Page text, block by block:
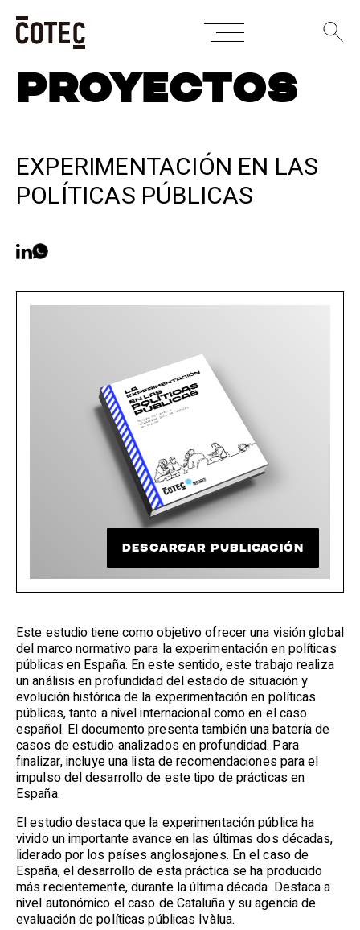
Skip
contentPROYECTOS
EXPERIMENTACIÓN EN LAS
POLÍTICAS PÚBLICAS
DESCARGAR PUBLICACIÓN
Este estudio tiene como objetivo ofrecer una visión global
del marco normativo para la experimentación en políticas
públicas en España. En este sentido, este trabajo realiza
un análisis en profundidad del estado de situación y
evolución histórica de la experimentación en políticas
públicas, tanto a nivel internacional como en el caso
español. El documento presenta también una batería de
casos de estudio analizados en profundidad. Para
finalizar, incluye una lista de recomendaciones para el
impulso del desarrollo de este tipo de prácticas en
España.
El estudio destaca que la experimentación pública ha
vivido un importante avance en las últimas dos décadas,
liderado por los países anglosajones. En el caso de
España, el desarrollo de esta práctica se ha producido
más recientemente, durante la última década. Destaca a
nivel autonómico el caso de Cataluña y su agencia de
evaluación de políticas públicas Ivàlua.